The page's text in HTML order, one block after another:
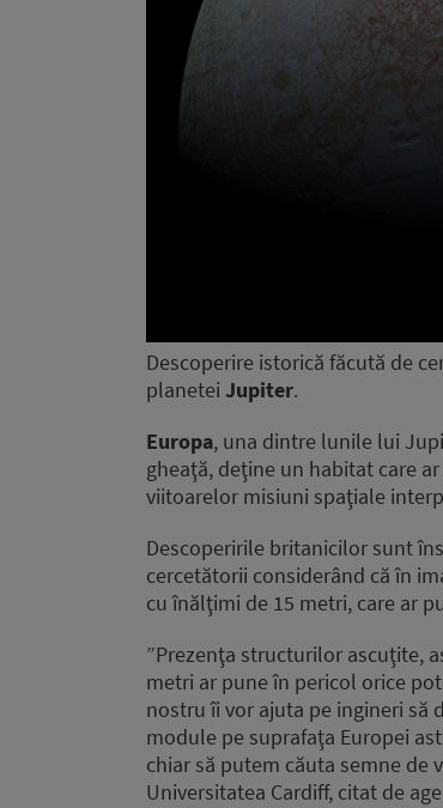
Descoperire istorică făcută de
planetei Jupiter.
Europa, una dintre lunile lui
gheaţă, deţine un habitat care
viitoarelor misiuni spaţiale
Descoperirile britanicilor sunt
cercetătorii considerând că în
cu înălţimi de 15 metri, care ar
”Prezenţa structurilor ascuţite,
metri ar pune în pericol orice
nostru îi vor ajuta pe ingineri
module pe suprafaţa Europei
chiar să putem căuta semne de
Universitatea Cardiff, citat de